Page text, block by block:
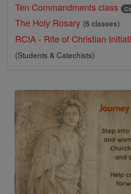
Ten Commandments class
The Holy Rosary (6 classes)
RCIA - Rite of Christian
(Students & Catechists)